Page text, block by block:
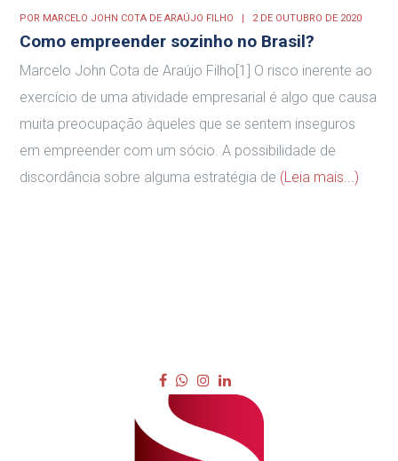
POR MARCELO JOHN COTA DE ARAÚJO FILHO 2 DE OUTUBRO DE 2020
Como empreender sozinho no Brasil?
Marcelo John Cota de Araújo Filho[1] O risco inerente ao
exercício de uma atividade empresarial é algo que causa
muita preocupação àqueles que se sentem inseguros
em empreender com um sócio. A possibilidade de
discordância sobre alguma estratégia de (Leia mais...)